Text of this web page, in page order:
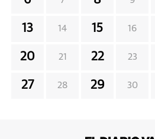
13 14 15 16
20 21 22 23
27 28 29 30